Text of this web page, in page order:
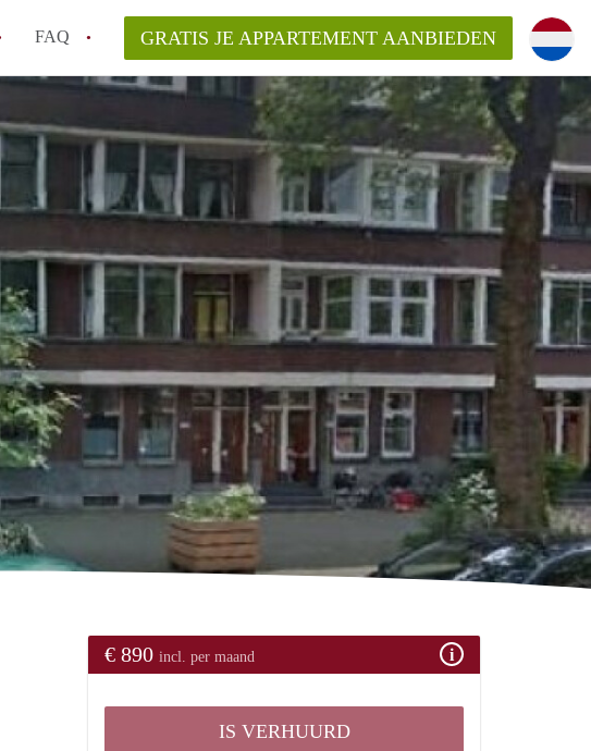
FAQ
op een Appartement in Rotterdam?
van AppartementenRotterdam?
GRATIS JE APPARTEMENT AANBIEDEN
€ 890 incl. per maand
IS VERHUURD